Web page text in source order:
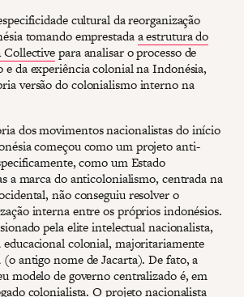
cultural da reorganização
tomando emprestadaa estrutura do
Collectivepara analisar o processo de
e da experiência colonial na Indonésia,
versão do colonialismo interno na
dos movimentos nacionalistas do início
começou como um projeto anti-
como um Estado
a marca do anticolonialismo, centrada na
não conseguiu resolver o
interna entre os próprios indonésios.
pela elite intelectual nacionalista,
educacional colonial, majoritariamente
(o antigo nome de Jacarta). De fato, a
modelo de governo centralizado é, em
colonialista. O projeto nacionalista